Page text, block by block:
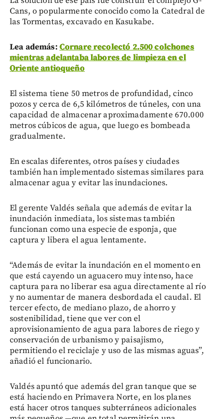
Cans, o popularmente conocido como la Catedral de
las Tormentas, excavado en Kasukabe.
Lea además: Cornare recolectó 2.500 colchones
mientras adelantaba labores de limpieza en el
Oriente antioqueño
El sistema tiene 50 metros de profundidad, cinco
pozos y cerca de 6,5 kilómetros de túneles, con una
capacidad de almacenar aproximadamente 670.000
metros cúbicos de agua, que luego es bombeada
gradualmente.
En escalas diferentes, otros países y ciudades
también han implementado sistemas similares para
almacenar agua y evitar las inundaciones.
El gerente Valdés señala que además de evitar la
inundación inmediata, los sistemas también
funcionan como una especie de esponja, que
captura y libera el agua lentamente.
“Además de evitar la inundación en el momento en
que está cayendo un aguacero muy intenso, hace
captura para no liberar esa agua directamente al río
y no aumentar de manera desbordada el caudal. El
tercer efecto, de mediano plazo, de ahorro y
sostenibilidad, tiene que ver con el
aprovisionamiento de agua para labores de riego y
conservación de urbanismo y paisajismo,
permitiendo el reciclaje y uso de las mismas aguas”,
añadió el funcionario.
Valdés apuntó que además del gran tanque que se
está haciendo en Primavera Norte, en los planes
está hacer otros tanques subterráneos adicionales